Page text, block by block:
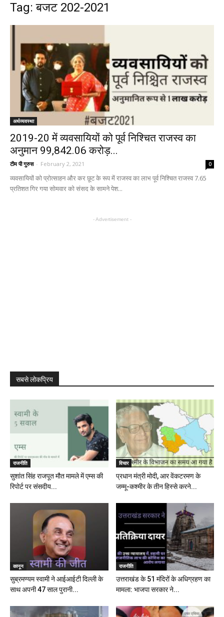
Tag: बजट 202-2021
अर्थव्यवस्था
2019-20 में व्यवसायियों को पूर्व निश्चित राजस्व का
अनुमान 99,842.06 करोड़...
टीम पी गुरुस - February 2, 2021 0
व्यवसायियों को प्रोत्साहन और कर छूट के रूप में राजस्व का लाभ पूर्व निश्चित राजस्व 7.65
प्रतिशत गिर गया सोमवार को संसद के सामने पेश...
- Advertisement -
सबसे लोकप्रिय
राजनीति
सुशांत सिंह राजपूत मौत मामले में एम्स की
रिपोर्ट पर संसदीय...
विचार
प्रधान मंत्री मोदी, आर वेंकटरमण के
जम्मू-कश्मीर के तीन हिस्से करने...
कानून
सुब्रमण्यम स्वामी ने आईआईटी दिल्ली के
साथ अपनी 47 साल पुरानी...
राजनीति
उत्तराखंड के 51 मंदिरों के अधिग्रहण का
मामला: भाजपा सरकार ने...